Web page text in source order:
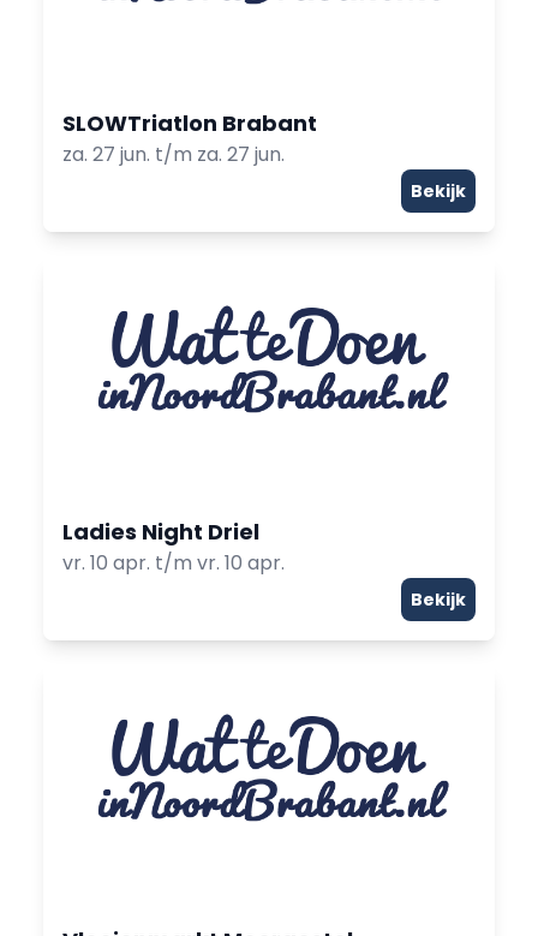
SLOWTriatlon Brabant
za. 27 jun. t/m za. 27 jun.
Bekijk
Ladies Night Driel
vr. 10 apr. t/m vr. 10 apr.
Bekijk